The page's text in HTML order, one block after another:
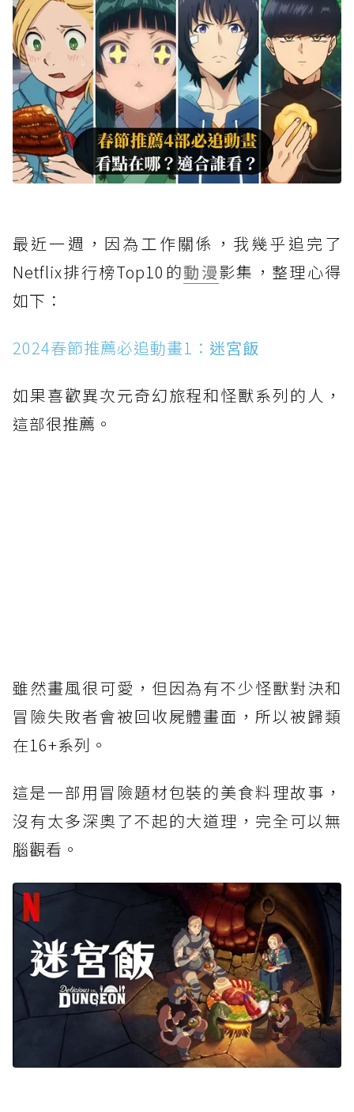
最近一週，因為工作關係，我幾乎追完了
Netflix排行榜Top10的動漫影集，整理心得
如下：
2024春節推薦必追動畫1： 迷宮飯
如果喜歡異次元奇幻旅程和怪獸系列的人，
這部很推薦。
雖然畫風很可愛，但因為有不少怪獸對決和
冒險失敗者會被回收屍體畫面，所以被歸類
在16+系列。
這是一部用冒險題材包裝的美食料理故事，
沒有太多深奧了不起的大道理，完全可以無
腦觀看。